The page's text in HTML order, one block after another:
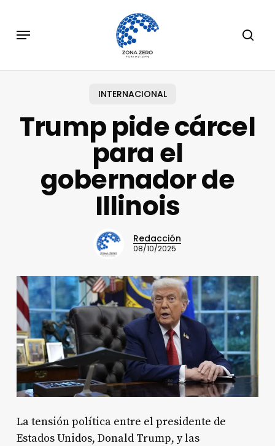
main
Menu
INTERNACIONAL
Trump pide cárcel
para el
gobernador de
Illinois
Redacción
08/10/2025
La tensión política entre el presidente de
Estados Unidos, Donald Trump, y las